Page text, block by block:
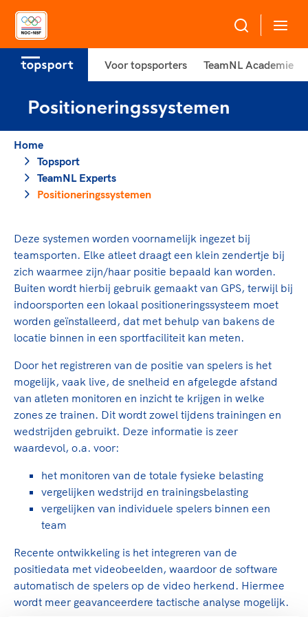
Over NOC*NSF
Sportagenda 2032
Algemene Vergadering
Raad van Toezicht en Bestuur
Merkbescherming NOC*NSF
Onze partners
Geven aan Sport
Sportonderzoek
Game Changer
TeamNL kids
Olympische geschiedenis
Nieuwspagina
Columns
Sport gaat niet vanzelf
Sportdeelname
Bonden en professionals in de sport
Beleidsmedewerkers
Trainer-coaches
Officials
Veilige en integere sport
Diversiteit en inclusie
Gezonde sportomgeving
Duurzaamheid
Bekwaam sportkader
Vitale clubs en bestuurlijk kader
Sportmatch
Clubacties
Handboek Wet- en Regelgeving
Opleidingen en trainingen
High5 Stappenplan
Ruimte voor sport
Topsport
Atletencommissie
Paralympische Talentdag
TeamNL Academie Kalender
Kennisaanbod TeamNL Experts
TeamNL Sport Science Centre
Olympische Spelen LA28
Paralympische Spelen LA28
Europese Spelen Istanbul 2027
Topsportbeleid
Maatschappelijke waarde topsport
Top teamsportcompetities
Voor bonden
Pers
Voor topsporters TeamNL Academie
Positioneringssystemen
Home
Topsport
TeamNL Experts
Positioneringssystemen
Deze systemen worden voornamelijk ingezet bij
teamsporten. Elke atleet draagt een klein zendertje bij
zich waarmee zijn/haar positie bepaald kan worden.
Buiten wordt hierbij gebruik gemaakt van GPS, terwijl bij
indoorsporten een lokaal positioneringssysteem moet
worden geïnstalleerd, dat met behulp van bakens de
locatie binnen in een sportfaciliteit kan meten.
Door het registreren van de positie van spelers is het
mogelijk, vaak live, de snelheid en afgelegde afstand
van atleten monitoren en inzicht te krijgen in welke
zones ze trainen. Dit wordt zowel tijdens trainingen en
wedstrijden gebruikt. Deze informatie is zeer
waardevol, o.a. voor:
het monitoren van de totale fysieke belasting
vergelijken wedstrijd en trainingsbelasting
vergelijken van individuele spelers binnen een
team
Recente ontwikkeling is het integreren van de
positiedata met videobeelden, waardoor de software
automatisch de spelers op de video herkend. Hiermee
wordt meer geavanceerdere tactische analyse mogelijk.